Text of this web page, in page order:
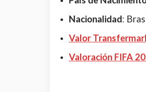
Nacionalidad:
Valor
Valoración FIFA